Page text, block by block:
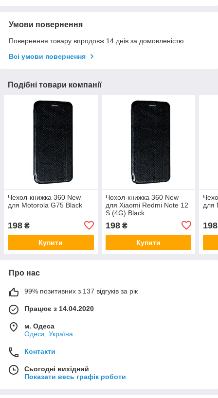
Умови повернення
Повернення товару впродовж 14 днів за домовленістю
Всі умови повернення
Подібні товари компанії
Чехол-книжка 360 New
для Motorola G75 Black
198 ₴
Купити
Чохол-книжка 360 New
для Xiaomi Redmi Note 12
S (4G) Black
198₴
Купити
для
198
Про нас
99% позитивних з 137 відгуків за рік
Працює з 14.04.2020
м. Одеса
Одеса, Україна
Контакти
Сьогодні вихідний
Показати весь графік роботи